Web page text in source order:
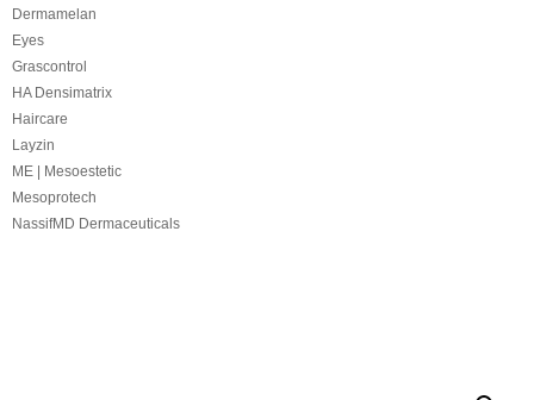
Dermamelan
Eyes
Grascontrol
HA Densimatrix
Haircare
Layzin
ME | Mesoestetic
Mesoprotech
NassifMD Dermaceuticals